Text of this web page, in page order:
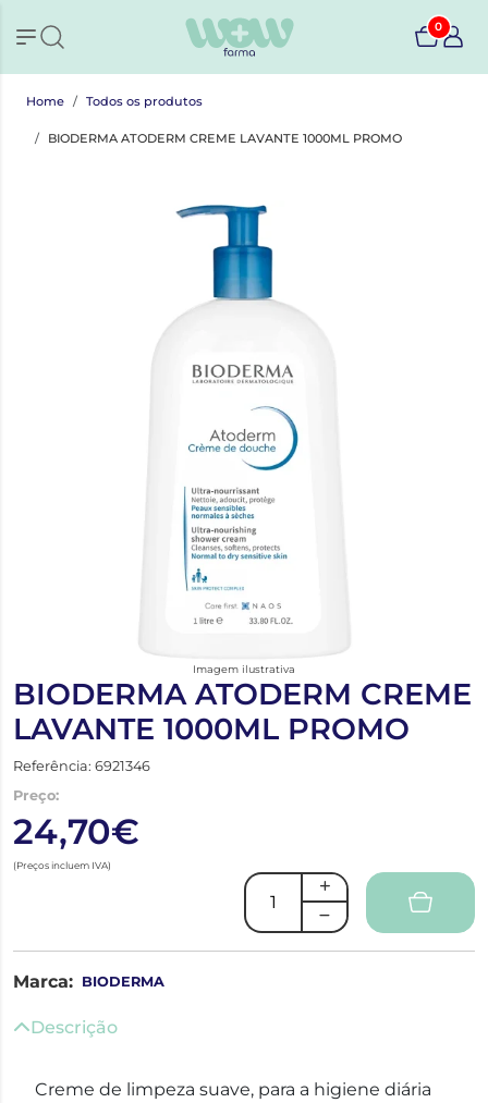
0
Home Todos os produtos
BIODERMA ATODERM CREME LAVANTE 1000ML PROMO
Imagem ilustrativa
BIODERMA ATODERM CREME
LAVANTE 1000ML PROMO
Referência: 6921346
Preço:
24,70€
(Preços incluem IVA)
Marca: BIODERMA
Descrição
Creme de limpeza suave, para a higiene diária